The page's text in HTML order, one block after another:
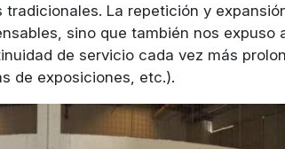
tradicionales. La repetición y
sino que también nos expuso
de servicio cada vez más
de exposiciones, etc.).